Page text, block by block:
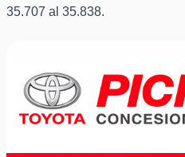
35.707 al 35.838.